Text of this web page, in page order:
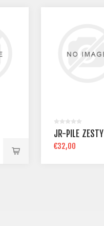
JR-PILE ZESTY
€32,00